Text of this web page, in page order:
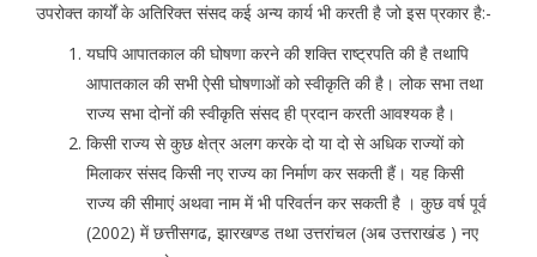
उपरोक्त कार्यों के अतिरिक्त संसद कई अन्य कार्य भी करती है जो इस प्रकार है:-
यघपि आपातकाल की घोषणा करने की शक्ति राष्ट्रपति की है तथापि
आपातकाल की सभी ऐसी घोषणाओं को स्वीकृति की है। लोक सभा तथा
राज्य सभा दोनों की स्वीकृति संसद ही प्रदान करती आवश्यक है।
किसी राज्य से कुछ क्षेत्र अलग करके दो या दो से अधिक राज्यों को
मिलाकर संसद किसी नए राज्य का निर्माण कर सकती हैं। यह किसी
राज्य की सीमाएं अथवा नाम में भी परिवर्तन कर सकती है । कुछ वर्ष पूर्व
(2002) में छत्तीसगढ, झारखण्ड तथा उत्तरांचल (अब उत्तराखंड ) नए